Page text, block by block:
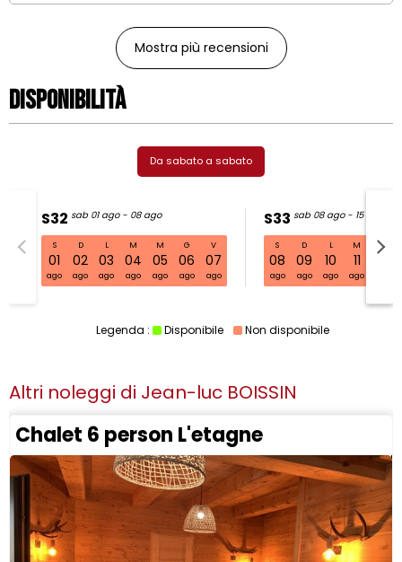
Mostra più recensioni
Disponibilità
Da sabato a sabato
S32 sab 01 ago - 08 ago
S
01
ago
D
02
ago
L
03
ago
M
04
ago
M
05
ago
G
06
ago
V
07
ago
S33 sab 08 ago - 15 ago
S
08
ago
D
09
ago
L
10
ago
M
11
ago
M
12
S32 sab 01 ago - 08 ago
Legenda : Disponibile Non disponibile
Altri noleggi di Jean-luc BOISSIN
Chalet 6 person L'etagne